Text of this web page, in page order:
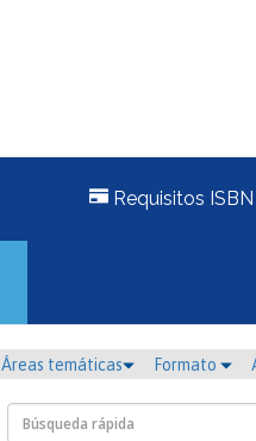
Requisitos ISBN
Áreas temáticas Formato